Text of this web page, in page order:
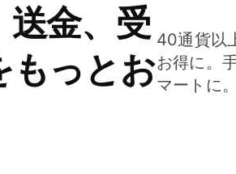
送金、受
もっとお
40通貨以
お得に。
マートに